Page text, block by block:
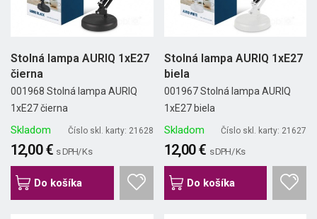
Stolná lampa AURIQ 1xE27
čierna
001968 Stolná lampa AURIQ
1xE27 čierna
Skladom Číslo skl. karty: 21628
12,00 € s DPH/ Ks
Do košíka
Stolná lampa AURIQ 1xE27
biela
001967 Stolná lampa AURIQ
1xE27 biela
Skladom Číslo skl. karty: 21627
12,00 € s DPH/ Ks
Do košíka